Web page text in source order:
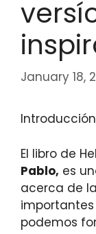
January 18,
El libro de
Pablo, es
acerca de la
podemos